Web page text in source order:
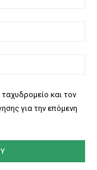
και τον
για την επόμενη